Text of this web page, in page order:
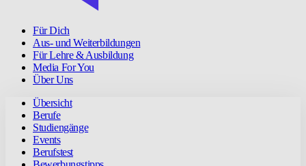
Für Dich
Aus- und Weiterbildungen
Für Lehre & Ausbildung
Media For You
Über Uns
Übersicht
Berufe
Studiengänge
Events
Berufstest